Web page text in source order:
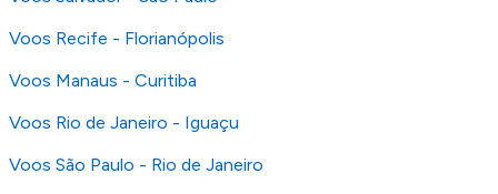
Voos Recife - Florianópolis
Voos Manaus - Curitiba
Voos Rio de Janeiro - Iguaçu
Voos São Paulo - Rio de Janeiro